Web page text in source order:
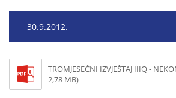
30.9.2012.
TROMJESEČNI IZVJEŠTAJ IIIQ -
2,78 MB)